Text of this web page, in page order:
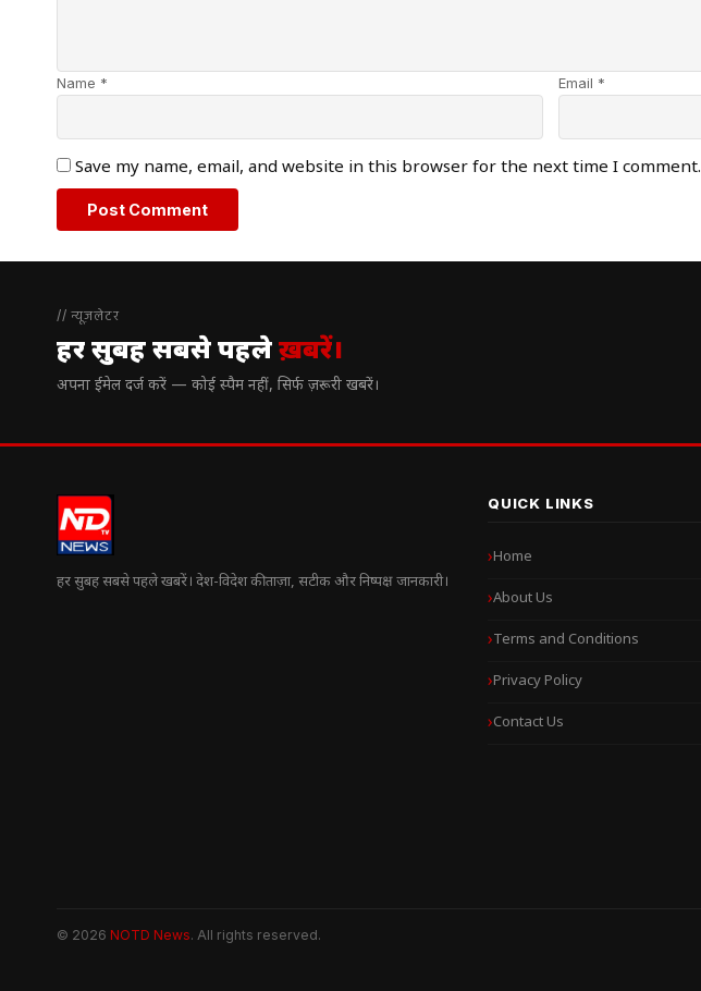
Name * Email *
Save my name, email, and website in this browser for the next time I comment.
// न्यूज़लेटर
हर सुबह सबसे पहलेख़बरें।
अपना ईमेल दर्ज करें — कोई स्पैम नहीं, सिर्फ ज़रूरी खबरें।
हर सुबह सबसे पहले खबरें। देश-विदेश की ताज़ा, सटीक और निष्पक्ष जानकारी।
QUICK LINKS
Home
About Us
Terms and Conditions
Privacy Policy
Contact Us
© 2026 NOTD News. All rights reserved.